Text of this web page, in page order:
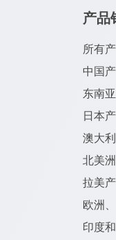
产品
所有
中国
东南
日本
澳大
北美
拉美
欧洲
印度